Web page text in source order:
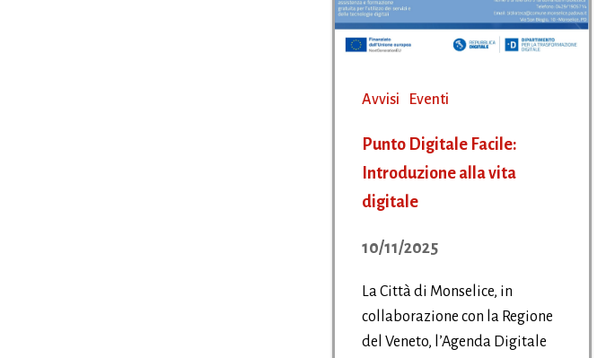
Avvisi Eventi
Punto Digitale Facile:
Introduzione alla vita
digitale
10/11/2025
La Città di Monselice, in
collaborazione con la Regione
del Veneto, l’Agenda Digitale